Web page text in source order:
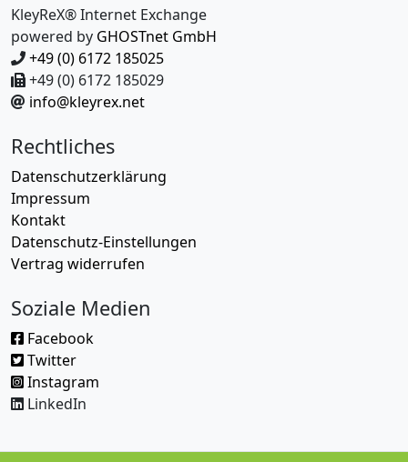
KleyReX® Internet Exchange
powered by GHOSTnet GmbH
+49 (0) 6172 185025
+49 (0) 6172 185029
info@kleyrex.net
Rechtliches
Datenschutzerklärung
Impressum
Kontakt
Datenschutz-Einstellungen
Vertrag widerrufen
Soziale Medien
Facebook
Twitter
Instagram
LinkedIn